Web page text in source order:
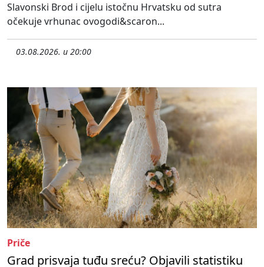
Slavonski Brod i cijelu istočnu Hrvatsku od sutra
očekuje vrhunac ovogodi&scaron...
03.08.2026. u 20:00
Priče
Grad prisvaja tuđu sreću? Objavili statistiku